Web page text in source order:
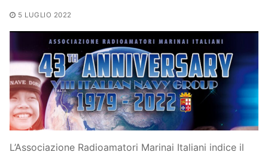
5 LUGLIO 2022
L’Associazione Radioamatori Marinai Italiani indice il